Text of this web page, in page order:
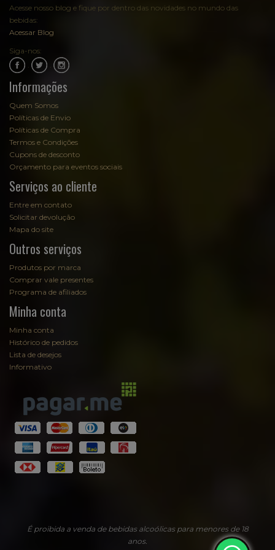
Acesse nosso blog e fique por dentro das novidades no mundo das
bebidas:
Acessar Blog
Siga-nos:
Informações
Quem Somos
Políticas de Envio
Políticas de Compra
Termos e Condições
Cupons de desconto
Orçamento para eventos sociais
Serviços ao cliente
Entre em contato
Solicitar devolução
Mapa do site
Outros serviços
Produtos por marca
Comprar vale presentes
Programa de afiliados
Minha conta
Minha conta
Histórico de pedidos
Lista de desejos
Informativo
É proibida a venda de bebidas alcoólicas para menores de 18
anos.